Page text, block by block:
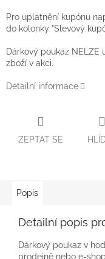
Pro uplatnění kupónu
do kolonky "Slevový
Dárkový poukaz
zboží v akci.
Detailní informace
ZEPTAT SE
Popis
Detailní popis
Dárkový poukaz v
prodejně nebo e-